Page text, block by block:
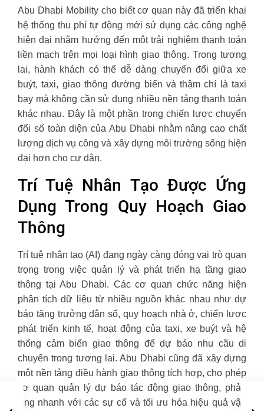
Abu Dhabi Mobility cho biết cơ quan này đã triển khai
hệ thống thu phí tự động mới sử dụng các công nghệ
hiện đại nhằm hướng đến một trải nghiệm thanh toán
liền mạch trên mọi loại hình giao thông. Trong tương
lai, hành khách có thể dễ dàng chuyển đổi giữa xe
buýt, taxi, giao thông đường biển và thậm chí là taxi
bay mà không cần sử dụng nhiều nền tảng thanh toán
khác nhau. Đây là một phần trong chiến lược chuyển
đổi số toàn diện của Abu Dhabi nhằm nâng cao chất
lượng dịch vụ công và xây dựng môi trường sống hiện
đại hơn cho cư dân.
Trí Tuệ Nhân Tạo Được Ứng
Dụng Trong Quy Hoạch Giao
Thông
Trí tuệ nhân tạo (AI) đang ngày càng đóng vai trò quan
trọng trong việc quản lý và phát triển hạ tầng giao
thông tại Abu Dhabi. Các cơ quan chức năng hiện
phân tích dữ liệu từ nhiều nguồn khác nhau như dự
báo tăng trưởng dân số, quy hoạch nhà ở, chiến lược
phát triển kinh tế, hoạt động của taxi, xe buýt và hệ
thống cảm biến giao thông để dự báo nhu cầu di
chuyển trong tương lai. Abu Dhabi cũng đã xây dựng
một nền tảng điều hành giao thông tích hợp, cho phép
cơ quan quản lý dự báo tác động giao thông, phản
ứng nhanh với các sự cố và tối ưu hóa hiệu quả vận